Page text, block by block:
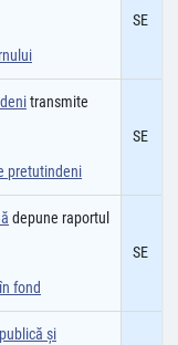
SE
transmite
pretutindeni
SE
depune raportul
fond
SE
şi